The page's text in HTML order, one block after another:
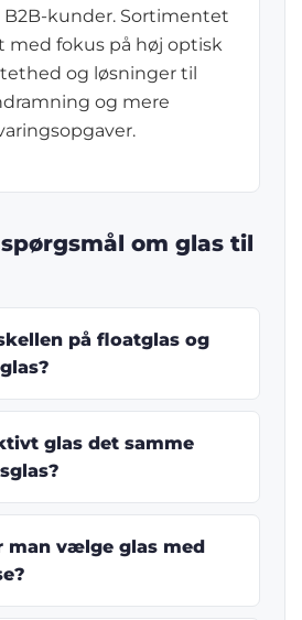
B2B-kunder. Sortimentet
med fokus på høj optisk
og løsninger til
og mere
om glas til
på floatglas og
glas det samme
man vælge glas med